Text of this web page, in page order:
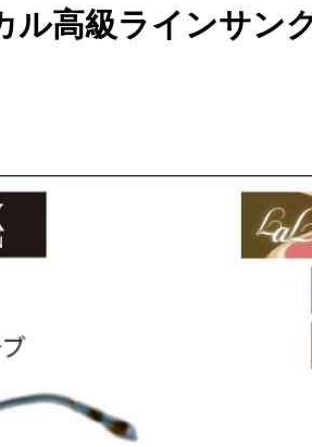
ル高級ラインサン